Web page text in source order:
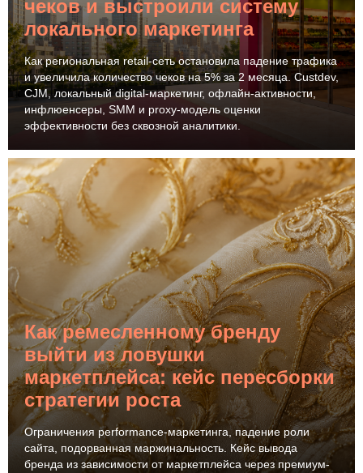
чеков и выстроили систему
локального маркетинга
Как региональная retail-сеть остановила падение трафика
и увеличила количество чеков на 5% за 2 месяца. Custdev,
CJM, локальный digital-маркетинг, офлайн-активности,
инфлюенсеры, SMM и proxy-модель оценки
эффективности без сквозной аналитики.
Как ремесленному бренду
выйти из ловушки
маркетплейса: кейс пересборки
стратегии роста
Ограничения performance-маркетинга, падение роли
сайта, подорванная маржинальность. Кейс вывода
бренда из зависимости от маркетплейса через премиум-